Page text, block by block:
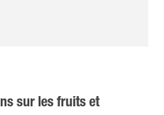
sur les fruits et